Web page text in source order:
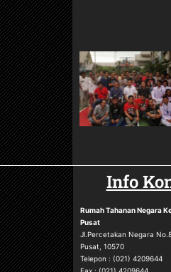
Info
Rumah Tahanan Negara
Pusat
Jl.Percetakan Negara
Pusat, 10570
Telepon : (021) 4209644